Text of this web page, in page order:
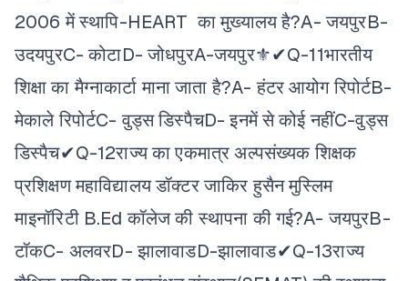
2006 में स्थापि-HEART का मुख्यालय है?A- जयपुरB-
उदयपुरC- कोटाD- जोधपुरA-जयपुर⚜✔Q-11भारतीय
शिक्षा का मैग्नाकार्टा माना जाता है?A- हंटर आयोग रिपोर्टB-
मेकाले रिपोर्टC- वुड्स डिस्पैचD- इनमें से कोई नहींC-वुड्स
डिस्पैच✔Q-12राज्य का एकमात्र अल्पसंख्यक शिक्षक
प्रशिक्षण महाविद्यालय डॉक्टर जाकिर हुसैन मुस्लिम
माइनॉरिटी B.Ed कॉलेज की स्थापना की गई?A- जयपुरB-
टॉकC- अलवरD- झालावाडD-झालावाड✔Q-13राज्य